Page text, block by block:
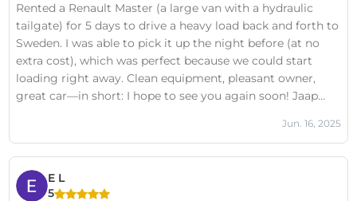
Rented a Renault Master (a large van with a hydraulic
tailgate) for 5 days to drive a heavy load back and forth to
Sweden. I was able to pick it up the night before (at no
extra cost), which was perfect because we could start
loading right away. Clean equipment, pleasant owner,
great car—in short: I hope to see you again soon! Jaap
Jun. 16, 2025
E L
5